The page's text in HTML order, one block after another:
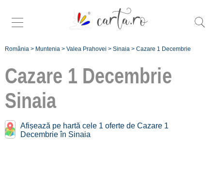
România > Muntenia > Valea Prahovei > Sinaia > Cazare 1 Decembrie
Cazare 1 Decembrie
Sinaia
Afișează pe hartă cele 1 oferte de Cazare 1
Decembrie în Sinaia
Oferte de 1 Decembrie în
Bușteni